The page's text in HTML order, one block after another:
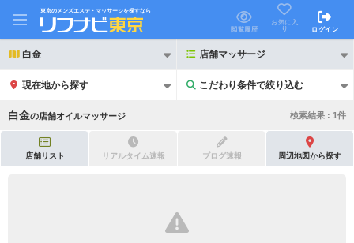
東京のメンズエステ・マッサージを探すなら
閲覧履歴
お気に入
り
ログイン
白金 店舗マッサージ
現在地から探す こだわり条件で絞り込む
こだわり条件で絞り込む
白金の店舗オイルマッサージ 検索結果 : 1件
店舗リスト リアルタイム速報 ブログ速報 周辺地図から探す